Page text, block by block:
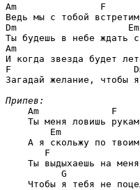
Am               F
Dm                    Em
Am
F
Загадай желание, чтобы
Припев:
Am             F
Ты меня ловишь
Em
А я скольжу по
F
Ты выдыхаешь на
G
Чтобы я тебя не